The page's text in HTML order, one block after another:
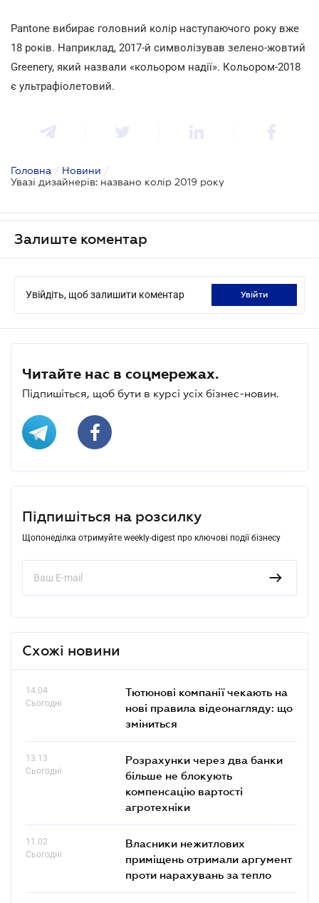
Pantone вибирає головний колір наступаючого року вже
18 років. Наприклад, 2017-й символізував зелено-жовтий
Greenery, який назвали «кольором надії». Кольором-2018
є ультрафіолетовий.
Головна / Новини /
Увазі дизайнерів: названо колір 2019 року
Залиште коментар
Увійдіть, щоб залишити коментар увійти
Читайте нас в соцмережах.
Підпишіться, щоб бути в курсі усіх бізнес-новин.
Підпишіться на розсилку
Щопонеділка отримуйте weekly-digest про ключові події бізнесу
Схожі новини
14.04
Сьогодні
Тютюнові компанії чекають на
нові правила відеонагляду: що
зміниться
13.13
Сьогодні
Розрахунки через два банки
більше не блокують
компенсацію вартості
агротехніки
11.02
Сьогодні
Власники нежитлових
приміщень отримали аргумент
проти нарахувань за тепло